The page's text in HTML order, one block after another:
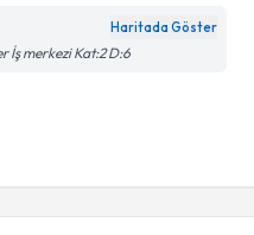
Haritada Göster
İş merkezi Kat:2 D:6